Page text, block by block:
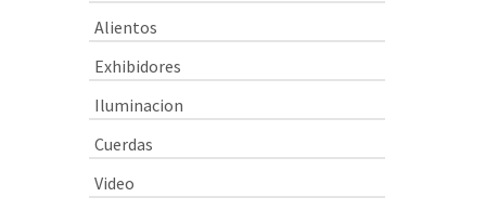
Alientos
Exhibidores
Iluminacion
Cuerdas
Video